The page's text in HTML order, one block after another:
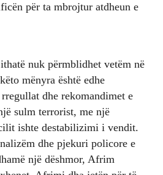
për ta mbrojtur atdheun e
nuk përmblidhet vetëm në
mënyra është edhe
dhe rekomandimet e
sulm terrorist, me një
ishte destabilizimi i vendit.
dhe pjekuri policore e
një dëshmor, Afrim